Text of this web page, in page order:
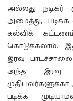
அல்லது
அமைத்து,
கல்விக்
கொடுக்கலாம்.
இரவு
அந்த இரவு
படிக்க